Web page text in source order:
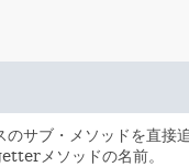
のサブ・メソッドを直接
メソッドの名前。